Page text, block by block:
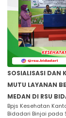
SOSIALISASI DAN
MUTU LAYANAN
MEDAN DI RSU
Bpjs Kesehatan
Bidadari Binjai pada